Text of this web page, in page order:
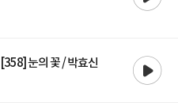
눈의 꽃 / 박효신